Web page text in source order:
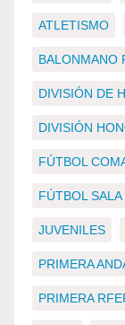
ATLETISMO
BALONMANO
DIVISIÓN DE
DIVISIÓN
FÚTBOL
FÚTBOL SALA
JUVENILES
PRIMERA
PRIMERA